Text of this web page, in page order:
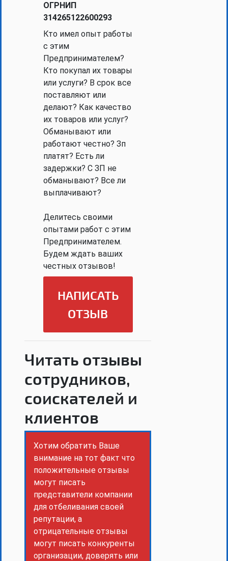
ОГРНИП
314265122600293
Кто имел опыт работы
с этим
Предпринимателем?
Кто покупал их товары
или услуги? В срок все
поставляют или
делают? Как качество
их товаров или услуг?
Обманывают или
работают честно? Зп
платят? Есть ли
задержки? С ЗП не
обманывают? Все ли
выплачивают?
Делитесь своими
опытами работ с этим
Предпринимателем.
Будем ждать ваших
честных отзывов!
НАПИСАТЬ
ОТЗЫВ
Читать отзывы
сотрудников,
соискателей и
клиентов
Хотим обратить Ваше
внимание на тот факт что
положительные отзывы
могут писать
представители компании
для отбеливания своей
репутации, а
отрицательные отзывы
могут писать конкуренты
организации, доверять или